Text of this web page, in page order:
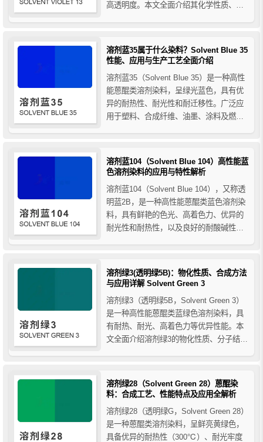
高透明度。本文全面介绍其化学性质、合
解溶剂紫13的使用价值与工业应用潜力。
溶剂蓝35属于什么染料？Solvent Blue 35
性能、应用与生产工艺全面介绍
溶剂蓝35（Solvent Blue 35）是一种高性
能蒽醌类溶剂染料，呈绿光蓝色，具有优
异的耐热性、耐光性和耐迁移性。广泛应
用于塑料、合成纤维、油墨、涂料及燃料
的生产工艺，帮助您全面了解这一工业常
用蓝色染料。
溶剂蓝104（Solvent Blue 104）高性能蓝
色溶剂染料的应用与特性解析
溶剂蓝104（Solvent Blue 104），又称透
明蓝2B，是一种高性能蒽醌类蓝色溶剂染
料，具有鲜艳的色光、高着色力、优异的
耐光性和耐热性，以及良好的耐酸碱性和
能够在高温加工和户外环境中保持稳定的
颜色。本文全面解析溶剂蓝104的理化性
溶剂绿3(透明绿5B)：物化性质、合成方法
与应用详解 Solvent Green 3
溶剂绿3（透明绿5B，Solvent Green 3）
是一种高性能蒽醌类蓝绿色溶剂染料，具
有耐热、耐光、高着色力等优异性能。本
文全面介绍溶剂绿3的物化性质、分子结
行业，为染料选材和工艺优化提供专业参
考。
溶剂绿28（Solvent Green 28）蒽醌染
料：合成工艺、性能特点及应用全解析
溶剂绿28（透明绿G，Solvent Green 28）
是一种蒽醌类溶剂染料，呈鲜亮黄绿色，
具备优异的耐热性（300℃）、耐光牢度